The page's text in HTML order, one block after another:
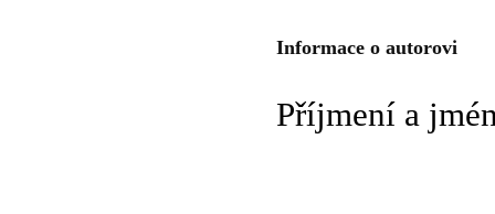
Informace o autorovi
Příjmení a